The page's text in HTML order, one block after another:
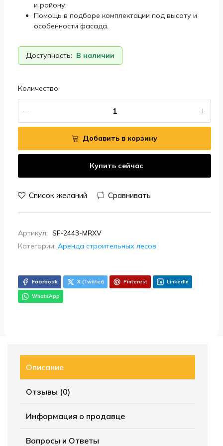
и району;
Помощь в подборе комплектации под высоту и
особенности фасада.
Доступность: В наличии
Количество:
Добавить в корзину
Купить сейчас
Список желаний Сравнивать
Артикул: SF-2443-MRXV
Категории: Аренда строительных лесов
Facebook X (Twitter) Pinterest LinkedIn
WhatsApp
Описание
Отзывы (0)
Информация о продавце
Вопросы и Ответы